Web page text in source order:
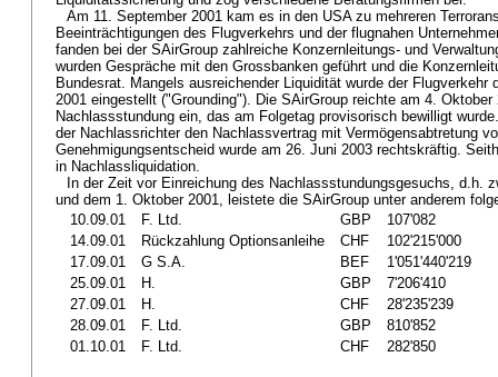
Am 11. September 2001 kam es in den USA zu mehreren
Beeinträchtigungen des Flugverkehrs und der flugnahen
fanden bei der SAirGroup zahlreiche Konzernleitungs- und
wurden Gespräche mit den Grossbanken geführt und die
Bundesrat. Mangels ausreichender Liquidität wurde der Flugverkehr
2001 eingestellt ("Grounding"). Die SAirGroup reichte am 4.
Nachlassstundung ein, das am Folgetag provisorisch bewilligt
der Nachlassrichter den Nachlassvertrag mit Vermögensabtretung
Genehmigungsentscheid wurde am 26. Juni 2003 rechtskräftig.
in Nachlassliquidation.
In der Zeit vor Einreichung des Nachlassstundungsgesuchs, d.h.
und dem 1. Oktober 2001, leistete die SAirGroup unter anderem
10.09.01
F. Ltd. GBP
107'082
14.09.01
Rückzahlung Optionsanleihe CHF
102'215'000
17.09.01
G S.A. BEF
1'051'440'219
25.09.01
H. GBP
7'206'410
27.09.01
H. CHF
28'235'239
28.09.01
F. Ltd. GBP
810'852
01.10.01
F. Ltd. CHF 282'850